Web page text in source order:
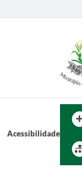
Acessibilidade